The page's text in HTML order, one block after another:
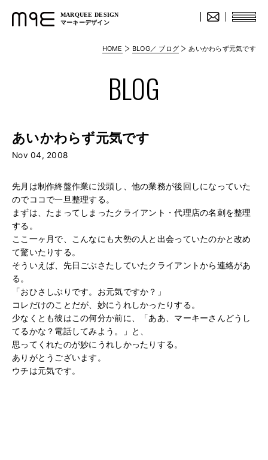
MARQUEE DESIGN
マーキーデザイン
HOME BLOG／ ブログ あいかわらず元気です
BLOG
あいかわらず元気です
Nov 04, 2008
先月は制作終盤作業に没頭し、他の業務が後回しになっていた
のでココで一旦整理する。
まずは、たまってしまったクライアント・代理店の名刺を整理
する。
ここ一ヶ月で、こんなにも大勢の人と出会っていたのかと改め
て驚いたりする。
そういえば、先日ごぶさたしていたクライアントから連絡があ
る。
「おひさしぶりです。お元気ですか？」
コレだけのことだが、妙にうれしかったりする。
少なくとも彼はこの何分か前に、「ああ、マーキーさんどうし
てるかな？電話してみよう。」と、
思ってくれたのが妙にうれしかったりする。
ありがとうございます。
ウチは元気です。